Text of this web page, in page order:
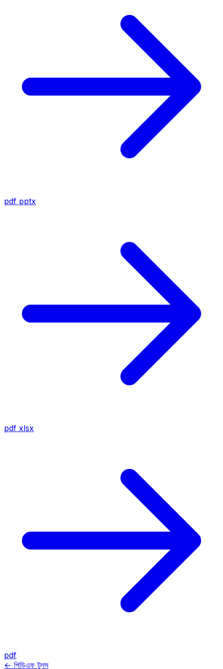
pdf pptx
pdf xlsx
pdf
← পিডিএফ টুলস